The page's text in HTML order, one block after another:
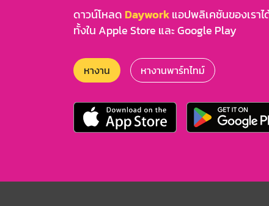
ดาวน์โหลด Dayworkแอปพลิเคชันของเรา
ทั้งใน Apple Store และ Google Play
หางาน หางานพาร์ทไทม์